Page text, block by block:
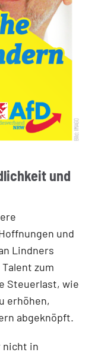
und
und
Lindners
zum
Steuerlast, wie
erhöhen,
abgeknöpft.
nicht in